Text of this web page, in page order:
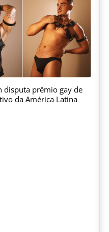
disputa prêmio gay de
da América Latina